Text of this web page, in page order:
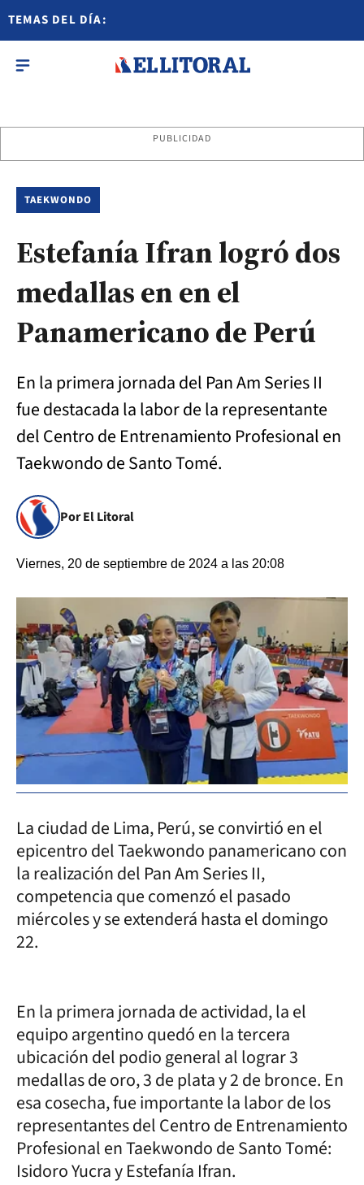
TEMAS DEL DÍA:
PUBLICIDAD
TAEKWONDO
Estefanía Ifran logró dos
medallas en en el
Panamericano de Perú
En la primera jornada del Pan Am Series II
fue destacada la labor de la representante
del Centro de Entrenamiento Profesional en
Taekwondo de Santo Tomé.
Por El Litoral
Viernes, 20 de septiembre de 2024 a las 20:08
La ciudad de Lima, Perú, se convirtió en el
epicentro del Taekwondo panamericano con
la realización del Pan Am Series II,
competencia que comenzó el pasado
miércoles y se extenderá hasta el domingo
22.
En la primera jornada de actividad, la el
equipo argentino quedó en la tercera
ubicación del podio general al lograr 3
medallas de oro, 3 de plata y 2 de bronce. En
esa cosecha, fue importante la labor de los
representantes del Centro de Entrenamiento
Profesional en Taekwondo de Santo Tomé:
Isidoro Yucra y Estefanía Ifran.